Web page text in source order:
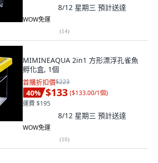
8/12 星期三 預計送達
WOW免運
(14)
MIMINEAQUA 2in1 方形漂浮孔雀魚
孵化盒, 1個
首購折扣價$223
40% $133 ($133.00/1個)
運費 $195
8/12 星期三 預計送達
WOW免運
(10)